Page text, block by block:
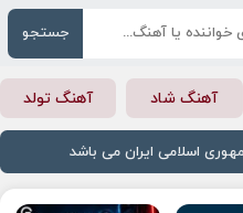
جستجو
آهنگ شاد آهنگ تولد
اسلامی ایران می باشد